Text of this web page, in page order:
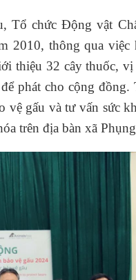
Tổ chức Động vật
2010, thông qua
thiệu 32 cây thuốc, vị
phát cho cộng
gấu và tư vấn sức
trên địa bàn xã